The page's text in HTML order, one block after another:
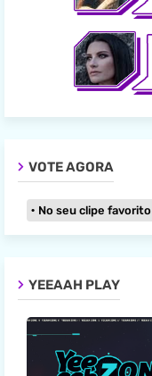
VOTE AGORA
No seu clipe favorito
YEEAAH PLAY